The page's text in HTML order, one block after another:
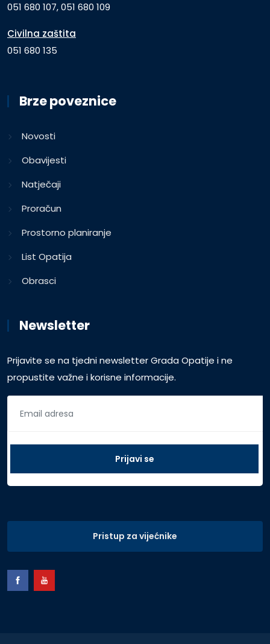
051 680 107, 051 680 109
Civilna zaštita
051 680 135
Brze poveznice
Novosti
Obavijesti
Natječaji
Proračun
Prostorno planiranje
List Opatija
Obrasci
Newsletter
Prijavite se na tjedni newsletter Grada Opatije i ne
propustite važne i korisne informacije.
Pristup za vijećnike